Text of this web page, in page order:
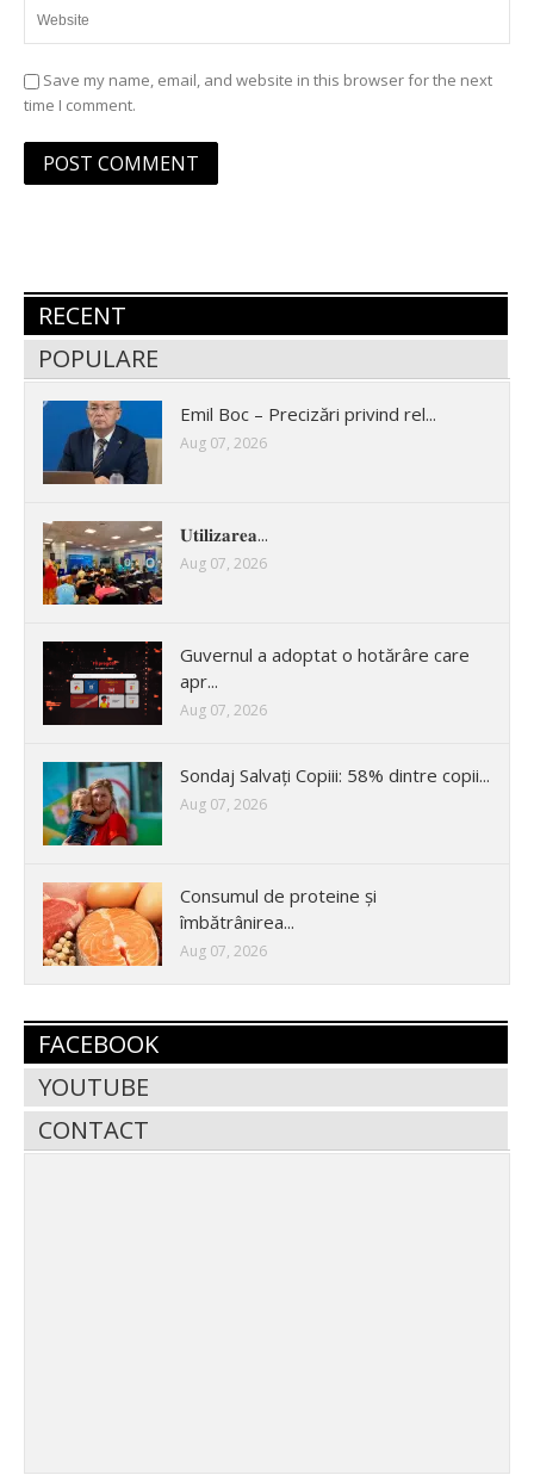
Save my name, email, and website in this browser for the next
time I comment.
RECENT
POPULARE
Emil Boc – Precizări privind rel...
Aug 07, 2026
𝐔𝐭𝐢𝐥𝐢𝐳𝐚𝐫𝐞𝐚...
Aug 07, 2026
Guvernul a adoptat o hotărâre care
apr...
Aug 07, 2026
Sondaj Salvați Copiii: 58% dintre copii...
Aug 07, 2026
Consumul de proteine și
îmbătrânirea...
Aug 07, 2026
FACEBOOK
YOUTUBE
CONTACT